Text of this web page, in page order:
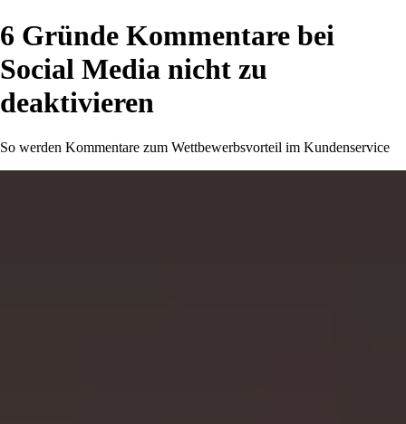
6 Gründe Kommentare bei
Social Media nicht zu
deaktivieren
So werden Kommentare zum Wettbewerbsvorteil im Kundenservice